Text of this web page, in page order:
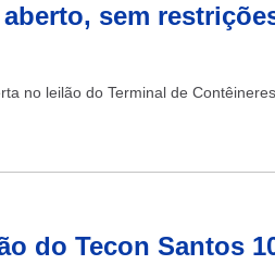
sem
no leilão do Terminal de
do Tecon Santos